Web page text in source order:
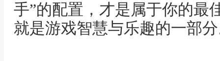
手”的配置，才是属于你的最
就是游戏智慧与乐趣的一部